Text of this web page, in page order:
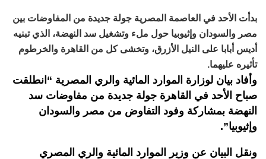
بدأت الأحد في العاصمة المصرية جولة جديدة من المفاوضات بين
مصر والسودان وإثيوبيا حول ملء وتشغيل سد النهضة، الذي تبنيه
أديس أبابا على النيل الأزرق، وتخشى كل من القاهرة والخرطوم
تأثيره عليهما.
وأفاد بيان لوزارة الموارد المائية والري المصرية “انطلقت
صباح الأحد في القاهرة جولة جديدة من مفاوضات سد
النهضة بمشاركة وفود التفاوض من مصر والسودان
وإثيوبيا”.
ونقل البيان عن وزير الموارد المائية والري المصري